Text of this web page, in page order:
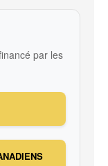
par les